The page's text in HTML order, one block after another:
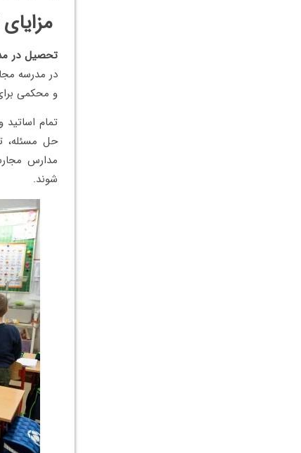
تحصیل در
در مدرسه
و محکمی
تمام
حل مسئله،
مدارس
شوند.